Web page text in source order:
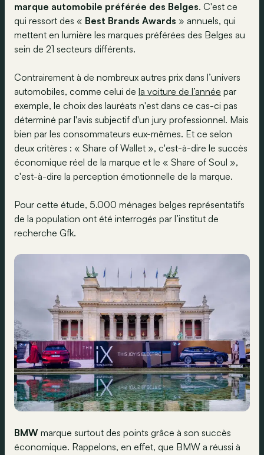
marque automobile préférée des Belges. C'est ce
qui ressort des « Best Brands Awards » annuels, qui
mettent en lumière les marques préférées des Belges au
sein de 21 secteurs différents.
Contrairement à de nombreux autres prix dans l’univers
automobiles, comme celui de la voiture de l’année par
exemple, le choix des lauréats n'est dans ce cas-ci pas
déterminé par l'avis subjectif d'un jury professionnel. Mais
bien par les consommateurs eux-mêmes. Et ce selon
deux critères : « Share of Wallet », c'est-à-dire le succès
économique réel de la marque et le « Share of Soul »,
c'est-à-dire la perception émotionnelle de la marque.
Pour cette étude, 5.000 ménages belges représentatifs
de la population ont été interrogés par l’institut de
recherche Gfk.
BMW marque surtout des points grâce à son succès
économique. Rappelons, en effet, que BMW a réussi à